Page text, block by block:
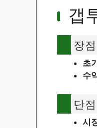
갭
장점
초
수
단점
시